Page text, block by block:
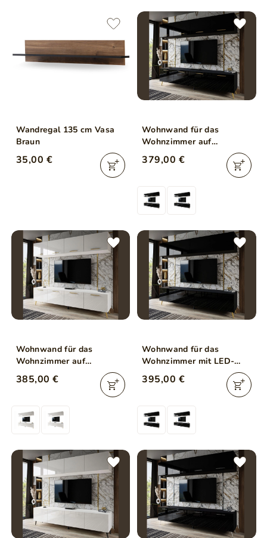
Wandregal 135 cm Vasa
Braun
35,00 €
Wohnwand für das
Wohnzimmer auf
Goldenen Metallbeinen
Noaé Schwarz Hochglanz
379,00 €
Wohnwand für das
Wohnzimmer auf
Goldenen Metallbeinen
Noaé Weiß Hochglanz
385,00 €
Wohnwand für das
Wohnzimmer mit LED-
Beleuchtung auf Goldenen
Metallbeinen Noaé
395,00 €